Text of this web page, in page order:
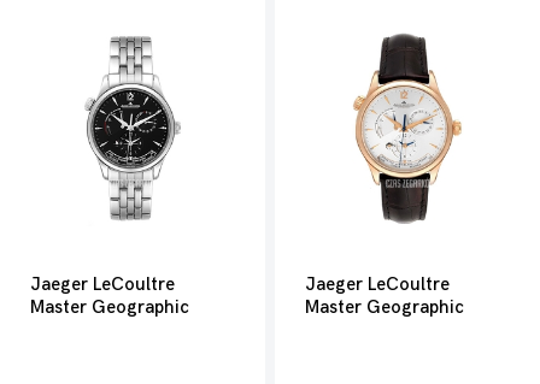
Jaeger LeCoultre
Master Geographic
Jaeger LeCoultre
Master Geographic